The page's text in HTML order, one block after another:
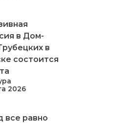
в Дом-
в
состоится
2026
все равно